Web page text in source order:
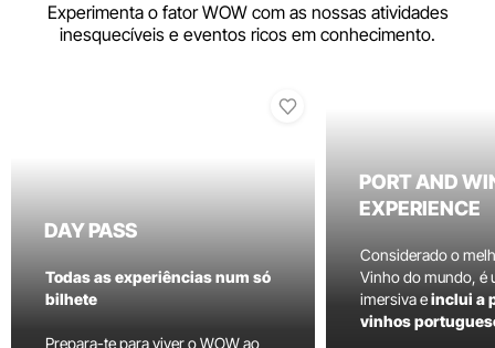
Experimenta o fator WOW com as nossas atividades
inesquecíveis e eventos ricos em conhecimento.
DAY PASS
Todas as experiências num só
bilhete
Prepara-te para viver o WOW ao
PORT AND
EXPERIENCE
Considerado o
Vinho do mundo, é
imersiva einclui a
vinhos